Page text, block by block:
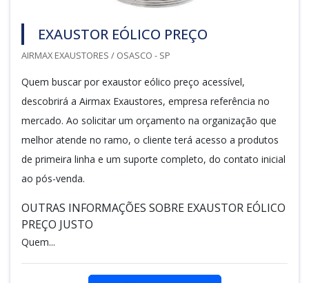
EXAUSTOR EÓLICO PREÇO
AIRMAX EXAUSTORES / OSASCO - SP
Quem buscar por exaustor eólico preço acessível,
descobrirá a Airmax Exaustores, empresa referência no
mercado. Ao solicitar um orçamento na organização que
melhor atende no ramo, o cliente terá acesso a produtos
de primeira linha e um suporte completo, do contato inicial
ao pós-venda.
OUTRAS INFORMAÇÕES SOBRE EXAUSTOR EÓLICO
PREÇO JUSTO
Quem...